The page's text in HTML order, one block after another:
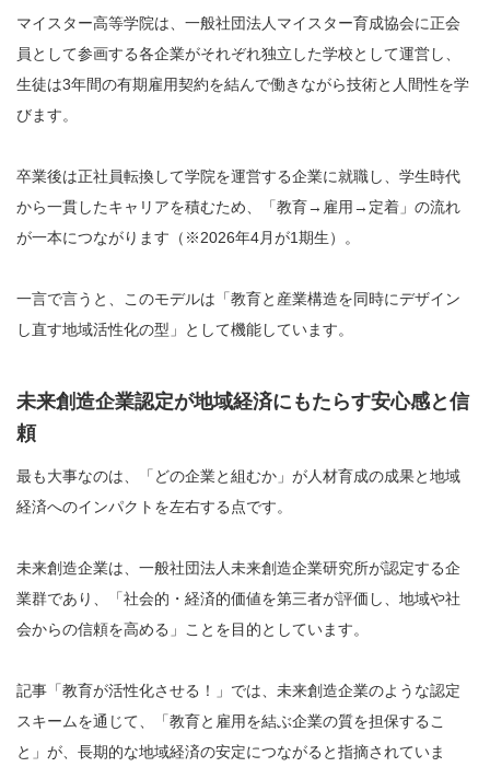
マイスター高等学院は、一般社団法人マイスター育成協会に正会
員として参画する各企業がそれぞれ独立した学校として運営し、
生徒は3年間の有期雇用契約を結んで働きながら技術と人間性を学
びます。
卒業後は正社員転換して学院を運営する企業に就職し、学生時代
から一貫したキャリアを積むため、「教育→雇用→定着」の流れ
が一本につながります（※2026年4月が1期生）。
一言で言うと、このモデルは「教育と産業構造を同時にデザイン
し直す地域活性化の型」として機能しています。
未来創造企業認定が地域経済にもたらす安心感と信
頼
最も大事なのは、「どの企業と組むか」が人材育成の成果と地域
経済へのインパクトを左右する点です。
未来創造企業は、一般社団法人未来創造企業研究所が認定する企
業群であり、「社会的・経済的価値を第三者が評価し、地域や社
会からの信頼を高める」ことを目的としています。
記事「教育が活性化させる！」では、未来創造企業のような認定
スキームを通じて、「教育と雇用を結ぶ企業の質を担保するこ
と」が、長期的な地域経済の安定につながると指摘されていま